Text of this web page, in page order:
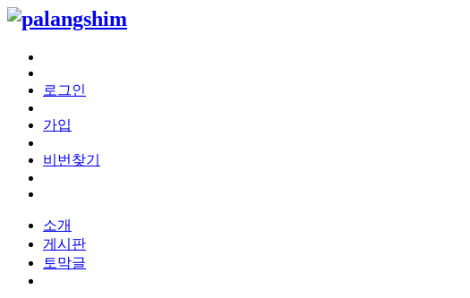
로그인
가입
비번찾기
소개
게시판
토막글